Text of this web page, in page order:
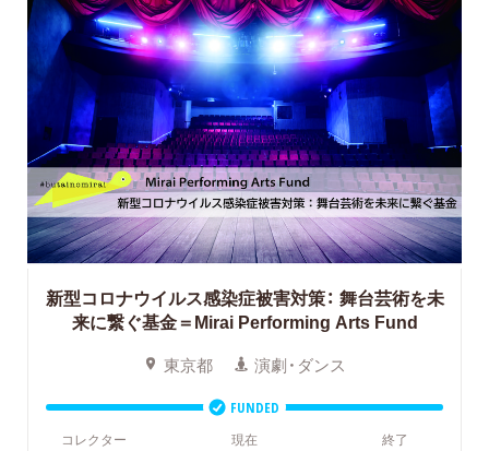
新型コロナウイルス感染症被害対策： 舞台芸術を未
来に繋ぐ基金＝Mirai Performing Arts Fund
東京都 演劇・ダンス
FUNDED
コレクター
現在 終了